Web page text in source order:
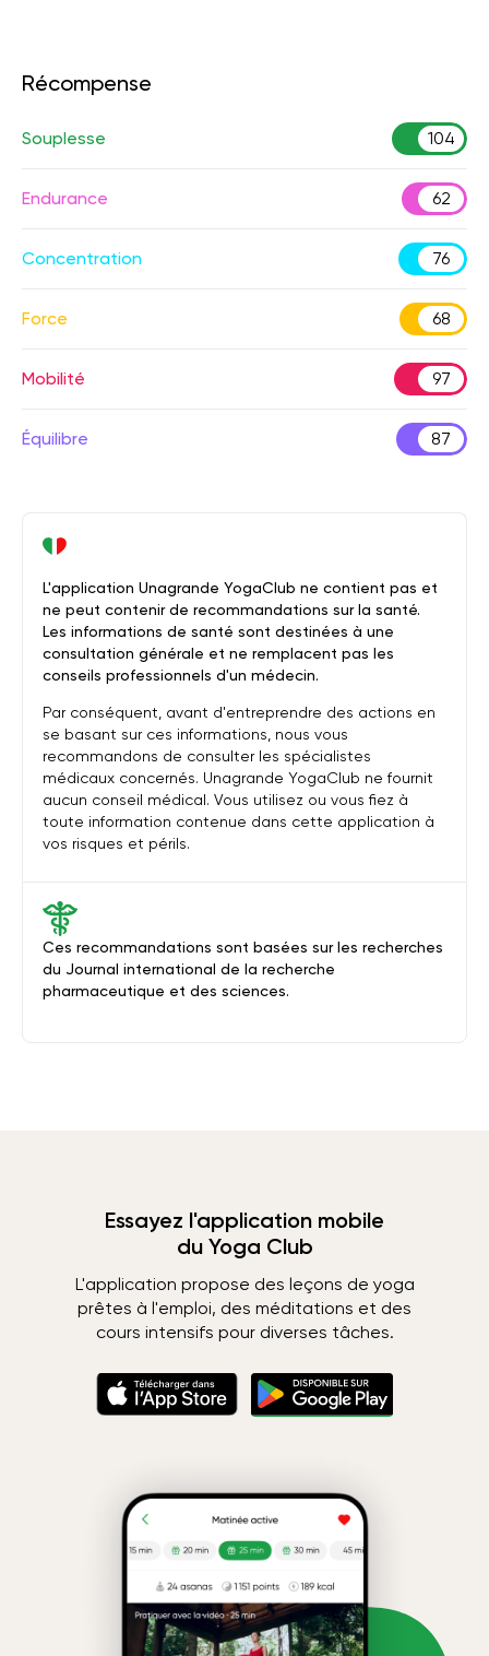
Récompense
Souplesse 104
Endurance 62
Concentration 76
Force 68
Mobilité 97
Équilibre 87
Ces recommandations sont basées sur les recherches
du Journal international de la recherche
pharmaceutique et des sciences.
L'application Unagrande YogaClub ne contient pas et
ne peut contenir de recommandations sur la santé.
Les informations de santé sont destinées à une
consultation générale et ne remplacent pas les
conseils professionnels d'un médecin.
Par conséquent, avant d'entreprendre des actions en
se basant sur ces informations, nous vous
recommandons de consulter les spécialistes
médicaux concernés. Unagrande YogaClub ne fournit
aucun conseil médical. Vous utilisez ou vous fiez à
toute information contenue dans cette application à
vos risques et périls.
Essayez l'application mobile
du Yoga Club
L'application propose des leçons de yoga
prêtes à l'emploi, des méditations et des
cours intensifs pour diverses tâches.